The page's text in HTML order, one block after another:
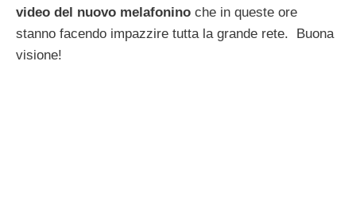
video del nuovo melafonino che in queste ore
stanno facendo impazzire tutta la grande rete. Buona
visione!